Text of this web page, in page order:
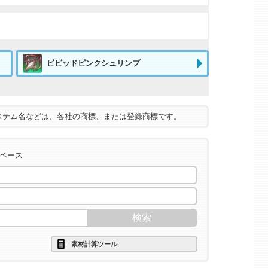
ビビッドピンクシュリンプ
ム名などは、各社の商標、または登録商標です。
ース
素材計算ツール